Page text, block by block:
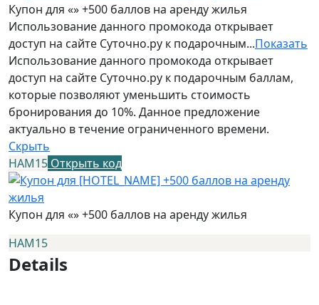
Купон для «» +500 баллов на аренду жилья
Использование данного промокода открывает
доступ на сайте Суточно.ру к подарочным...Показать
Использование данного промокода открывает
доступ на сайте Суточно.ру к подарочным баллам,
которые позволяют уменьшить стоимость
бронирования до 10%. Данное предложение
актуально в течение ограниченного времени.
Скрыть
НАМ15 Открыть код
Купон для «» +500 баллов на аренду жилья
НАМ15
Details